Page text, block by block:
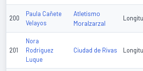
200
Paula Cañete
Velayos
Atletismo
Moralzarzal
201
Nora
Rodriguez
Luque
Ciudad de Rivas